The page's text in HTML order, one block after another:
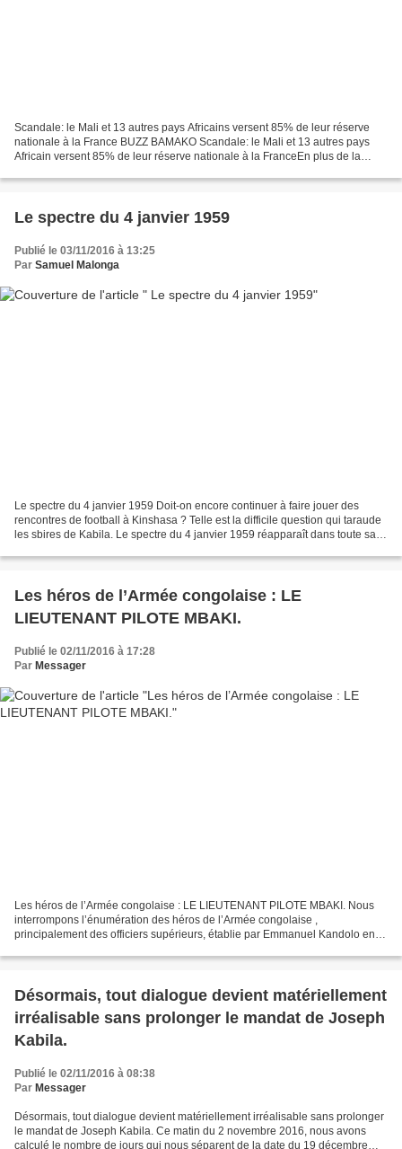
Scandale: le Mali et 13 autres pays Africains versent 85% de leur réserve
nationale à la France BUZZ BAMAKO Scandale: le Mali et 13 autres pays
Africain versent 85% de leur réserve nationale à la FranceEn plus de la
Le spectre du 4 janvier 1959
Publié le 03/11/2016 à 13:25
Par Samuel Malonga
Le spectre du 4 janvier 1959 Doit-on encore continuer à faire jouer des
rencontres de football à Kinshasa ? Telle est la difficile question qui taraude
les sbires de Kabila. Le spectre du 4 janvier 1959 réapparaît dans toute sa
Les héros de l’Armée congolaise : LE
LIEUTENANT PILOTE MBAKI.
Publié le 02/11/2016 à 17:28
Par Messager
Les héros de l’Armée congolaise : LE LIEUTENANT PILOTE MBAKI. Nous
interrompons l’énumération des héros de l’Armée congolaise ,
principalement des officiers supérieurs, établie par Emmanuel Kandolo en
Désormais, tout dialogue devient matériellement
irréalisable sans prolonger le mandat de Joseph
Kabila.
Publié le 02/11/2016 à 08:38
Par Messager
Désormais, tout dialogue devient matériellement irréalisable sans prolonger
le mandat de Joseph Kabila. Ce matin du 2 novembre 2016, nous avons
calculé le nombre de jours qui nous séparent de la date du 19 décembre